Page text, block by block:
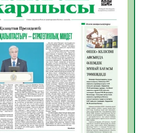
қарсы иммундау
тиімділігі
36
туралы
33
туралы мәлімет
33
облысы полиция
20 мыңнан астам